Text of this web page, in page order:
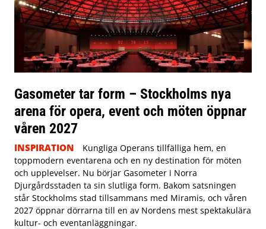
Gasometer tar form – Stockholms nya
arena för opera, event och möten öppnar
våren 2027
INSPIRATION
Kungliga Operans tillfälliga hem, en
toppmodern eventarena och en ny destination för möten
och upplevelser. Nu börjar Gasometer i Norra
Djurgårdsstaden ta sin slutliga form. Bakom satsningen
står Stockholms stad tillsammans med Miramis, och våren
2027 öppnar dörrarna till en av Nordens mest spektakulära
kultur- och eventanläggningar.